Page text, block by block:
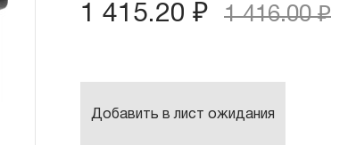
1 415.20 ₽ 1 416.00 ₽
Добавить в лист ожидания